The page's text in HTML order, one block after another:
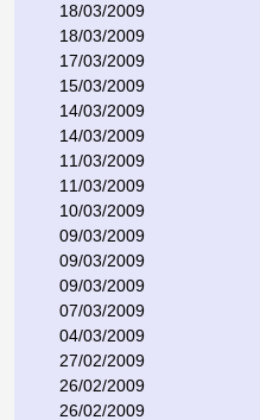
18/03/2009
18/03/2009
17/03/2009
15/03/2009
14/03/2009
14/03/2009
11/03/2009
11/03/2009
10/03/2009
09/03/2009
09/03/2009
09/03/2009
07/03/2009
04/03/2009
27/02/2009
26/02/2009
26/02/2009